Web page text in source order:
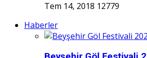
Tem 14, 2018 12779
Haberler